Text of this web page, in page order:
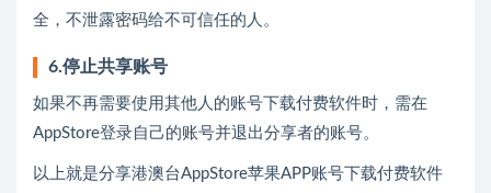
全，不泄露密码给不可信任的人。
6.停止共享账号
如果不再需要使用其他人的账号下载付费软件时，需在
AppStore登录自己的账号并退出分享者的账号。
以上就是分享港澳台AppStore苹果APP账号下载付费软件